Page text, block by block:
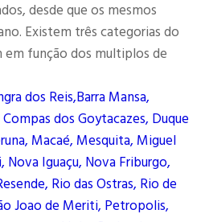
desde que os mesmos
Existem três categorias do
em função dos multiplos de
dos Reis,Barra Mansa,
dos Goytacazes, Duque
Macaé, Mesquita, Miguel
Iguaçu, Nova Friburgo,
Rio das Ostras, Rio de
Joao de Meriti, Petropolis,